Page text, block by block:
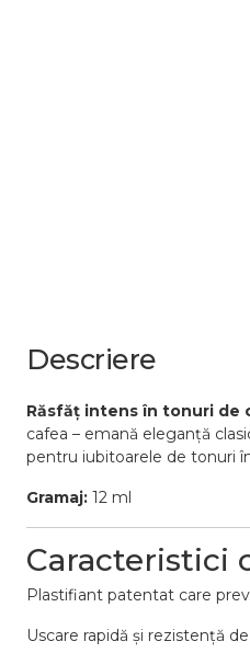
Descriere
Răsfăț intens în tonuri de
cafea – emană eleganță
pentru iubitoarele de tonuri
Gramaj: 12 ml
Caracteristici
Plastifiant patentat care
Uscare rapidă și rezistență